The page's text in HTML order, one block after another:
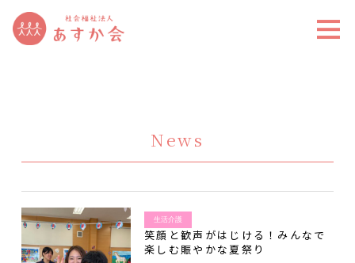
News
生活介護
笑顔と歓声がはじける！みんなで
楽しむ賑やかな夏祭り